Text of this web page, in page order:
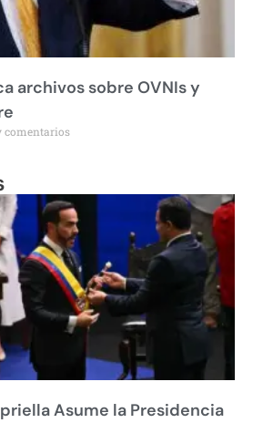
archivos sobre OVNIs y
comentarios
Asume la Presidencia